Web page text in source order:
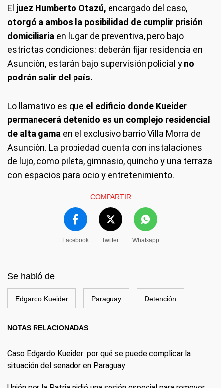
El juez Humberto Otazú, encargado del caso,
otorgó a ambos la posibilidad de cumplir prisión
domiciliaria en lugar de preventiva, pero bajo
estrictas condiciones: deberán fijar residencia en
Asunción, estarán bajo supervisión policial y no
podrán salir del país.
Lo llamativo es que el edificio donde Kueider
permanecerá detenido es un complejo residencial
de alta gama en el exclusivo barrio Villa Morra de
Asunción. La propiedad cuenta con instalaciones
de lujo, como pileta, gimnasio, quincho y una terraza
con espacios para ocio y entretenimiento.
COMPARTIR
Facebook Twitter Whatsapp
Se habló de
Edgardo Kueider Paraguay Detención
NOTAS RELACIONADAS
Caso Edgardo Kueider: por qué se puede complicar la
situación del senador en Paraguay